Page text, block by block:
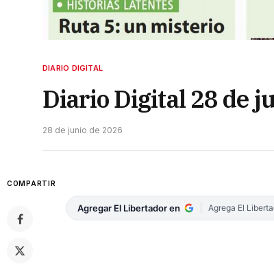
DIARIO DIGITAL
Diario Digital 28 de
28 de junio de 2026
COMPARTIR
Agregar El Libertador en Agrega El